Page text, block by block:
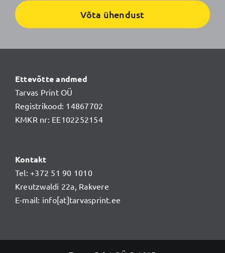
Võta ühendust
Ettevõtte andmed
Tarvas Print OÜ
Registrikood: 14867702
KMKR nr: EE102252154
Kontakt
Tel: +372 51 90 1010
Kreutzwaldi 22a, Rakvere
E-mail: info[at]tarvasprint.ee